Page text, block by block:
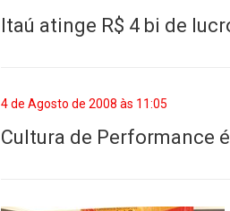
Itaú atinge R$ 4 bi de
4 de Agosto de 2008 às 11:05
Cultura de Performance